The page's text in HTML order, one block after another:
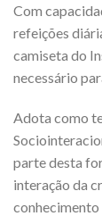
Com
refeições
camiseta do
necessário
Adota como
parte desta
interação da
conhecimento